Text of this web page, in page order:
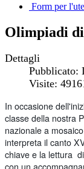
Form per
Olimpiadi
Dettagli
Pubblicato:
Visite:
In occasione
classe della nostra
nazionale a mosaico
interpreta il canto
chiave e la lettura